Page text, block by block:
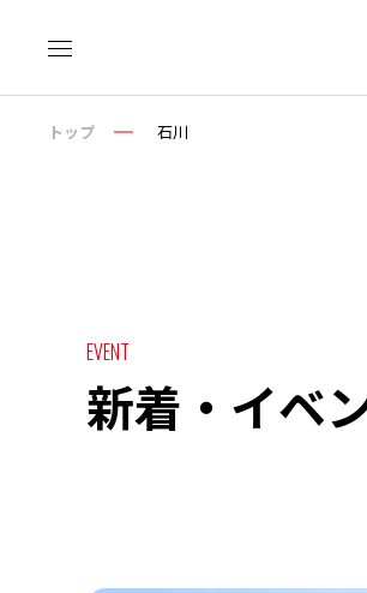
トップ 石川
EVENT
新着・イベ